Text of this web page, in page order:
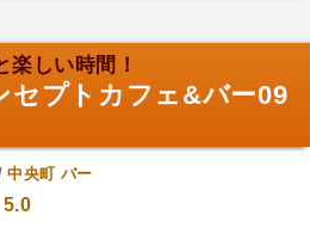
楽しい時間！
セプトカフェ&バー09
中央町 バー
5.0